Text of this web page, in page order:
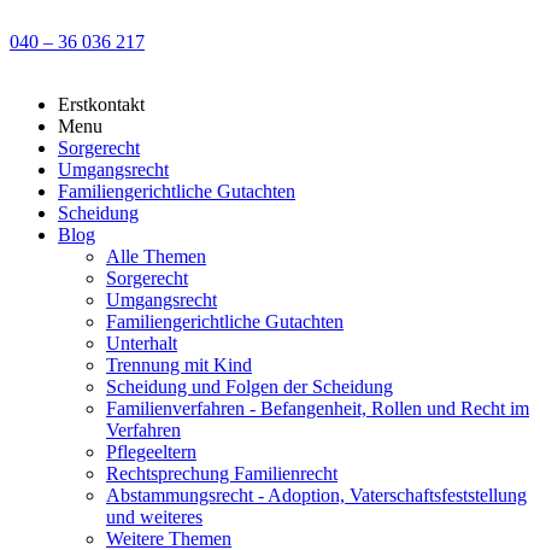
040 – 36 036 217
Erstkontakt
Menu
Sorgerecht
Umgangsrecht
Familiengerichtliche Gutachten
Scheidung
Blog
Alle Themen
Sorgerecht
Umgangsrecht
Familiengerichtliche Gutachten
Unterhalt
Trennung mit Kind
Scheidung und Folgen der Scheidung
Familienverfahren - Befangenheit, Rollen und Recht im
Verfahren
Pflegeeltern
Rechtsprechung Familienrecht
Abstammungsrecht - Adoption, Vaterschaftsfeststellung
und weiteres
Weitere Themen